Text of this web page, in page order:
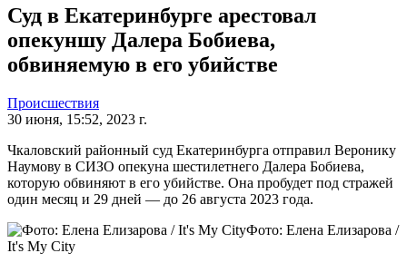
Суд в Екатеринбурге арестовал
опекуншу Далера Бобиева,
обвиняемую в его убийстве
Происшествия
30 июня, 15:52, 2023 г.
Чкаловский районный суд Екатеринбурга отправил Веронику
Наумову в СИЗО опекуна шестилетнего Далера Бобиева,
которую обвиняют в его убийстве. Она пробудет под стражей
один месяц и 29 дней — до 26 августа 2023 года.
Фото: Елена Елизарова /
It's My City